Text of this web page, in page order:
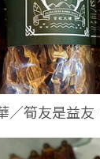
／筍友是益